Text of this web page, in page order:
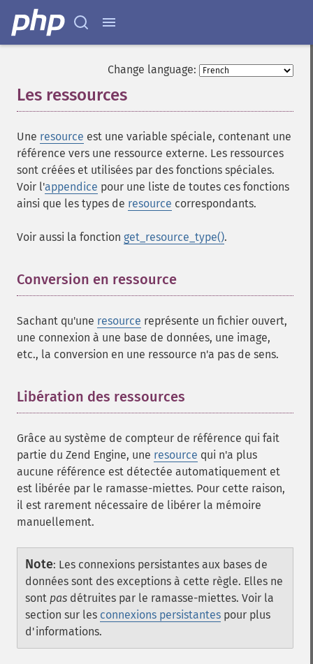
Change language:
Les ressources
Une resource est une variable spéciale, contenant une
référence vers une ressource externe. Les ressources
sont créées et utilisées par des fonctions spéciales.
Voir l'appendice pour une liste de toutes ces fonctions
ainsi que les types de resource correspondants.
Voir aussi la fonction get_resource_type().
Conversion en ressource
Sachant qu'une resource représente un fichier ouvert,
une connexion à une base de données, une image,
etc., la conversion en une ressource n'a pas de sens.
Libération des ressources
Grâce au système de compteur de référence qui fait
partie du Zend Engine, une resource qui n'a plus
aucune référence est détectée automatiquement et
est libérée par le ramasse-miettes. Pour cette raison,
il est rarement nécessaire de libérer la mémoire
manuellement.
Note: Les connexions persistantes aux bases de
données sont des exceptions à cette règle. Elles ne
sont pas détruites par le ramasse-miettes. Voir la
section sur les connexions persistantes pour plus
d'informations.